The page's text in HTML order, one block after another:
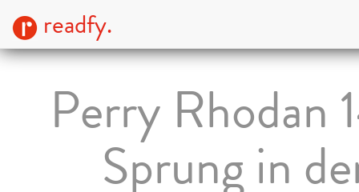
readfy.
Perry Rhodan
Sprung in